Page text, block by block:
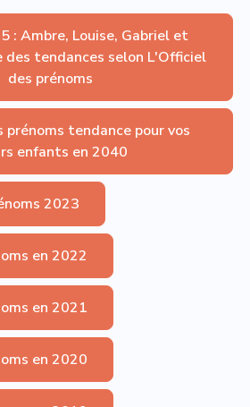
: Ambre, Louise, Gabriel et
des tendances selon L'Officiel
des prénoms
prénoms tendance pour vos
enfants en 2040
2023
en 2022
en 2021
en 2020